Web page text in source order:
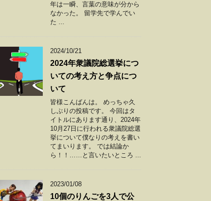
年は一瞬、言葉の意味が分から
なかった。 留学先で学んでい
た ...
2024/10/21
2024年衆議院総選挙につ
いての考え方と争点につ
いて
皆様こんばんは。 めっちゃ久
しぶりの投稿です。 今回はタ
イトルにあります通り、2024年
10月27日に行われる衆議院総選
挙について僕なりの考えを書い
てまいります。 では結論か
ら！！……と言いたいところ ...
2023/01/08
10個のりんごを3人で公